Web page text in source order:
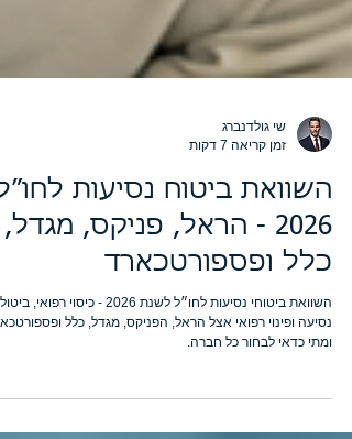
שי גולדנברג
זמן קריאה 7 דקות
השוואת ביטוח נסיעות
2026 - הראל, פניקס, מגדל,
כלל ופספורטכארד
ומתי כדאי לבחור כל חברה.